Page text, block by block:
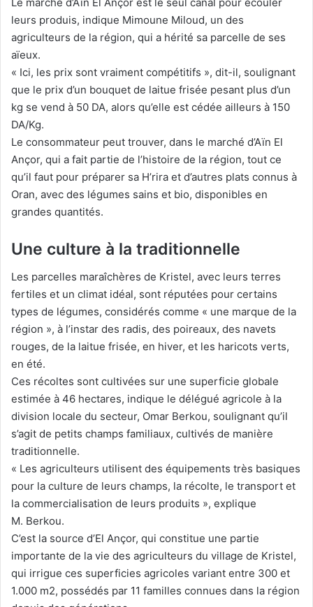
leurs produis, indique Mimoune Miloud, un des
agriculteurs de la région, qui a hérité sa parcelle de ses
aïeux.
« Ici, les prix sont vraiment compétitifs », dit-il, soulignant
que le prix d’un bouquet de laitue frisée pesant plus d’un
kg se vend à 50 DA, alors qu’elle est cédée ailleurs à 150
DA/Kg.
Le consommateur peut trouver, dans le marché d’Aïn El
Ançor, qui a fait partie de l’histoire de la région, tout ce
qu’il faut pour préparer sa H’rira et d’autres plats connus à
Oran, avec des légumes sains et bio, disponibles en
grandes quantités.
Une culture à la traditionnelle
Les parcelles maraîchères de Kristel, avec leurs terres
fertiles et un climat idéal, sont réputées pour certains
types de légumes, considérés comme « une marque de la
région », à l’instar des radis, des poireaux, des navets
rouges, de la laitue frisée, en hiver, et les haricots verts,
en été.
Ces récoltes sont cultivées sur une superficie globale
estimée à 46 hectares, indique le délégué agricole à la
division locale du secteur, Omar Berkou, soulignant qu’il
s’agit de petits champs familiaux, cultivés de manière
traditionnelle.
« Les agriculteurs utilisent des équipements très basiques
pour la culture de leurs champs, la récolte, le transport et
la commercialisation de leurs produits », explique
M. Berkou.
C’est la source d’El Ançor, qui constitue une partie
importante de la vie des agriculteurs du village de Kristel,
qui irrigue ces superficies agricoles variant entre 300 et
1.000 m2, possédés par 11 familles connues dans la région